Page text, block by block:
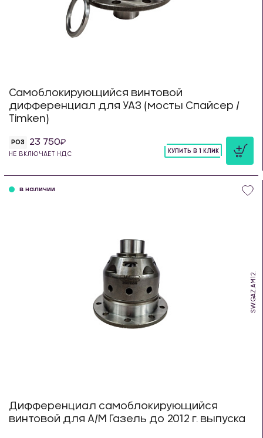
Самоблокирующийся винтовой
дифференциал для УАЗ (мосты Спайсер /
Timken)
РОЗ 23 750
НЕ ВКЛЮЧАЕТ НДС
КУПИТЬ В 1 КЛИК
SW.GAZ.AM12.
в наличии
Дифференциал самоблокирующийся
винтовой для А/М Газель до 2012 г. выпуска